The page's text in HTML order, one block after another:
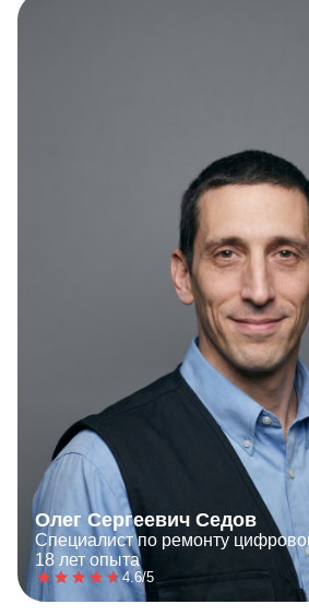
Олег Сергеевич Седов
Специалист по ремонту
18 лет опыта
4.6/5